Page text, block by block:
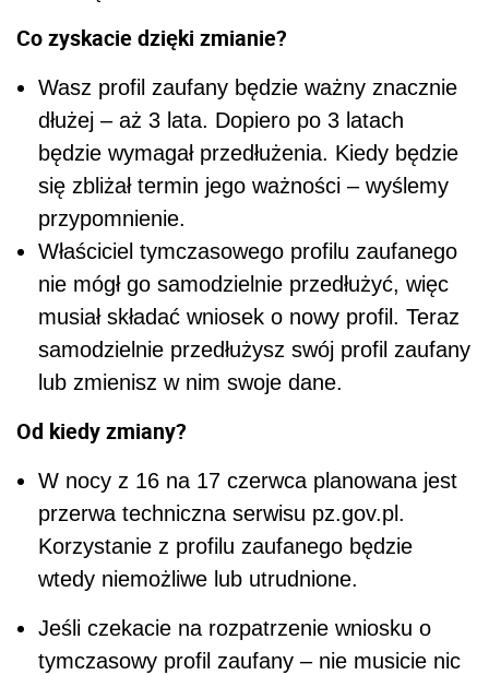
Co zyskacie dzięki zmianie?
Wasz profil zaufany będzie ważny znacznie
dłużej – aż 3 lata. Dopiero po 3 latach
będzie wymagał przedłużenia. Kiedy będzie
się zbliżał termin jego ważności – wyślemy
przypomnienie.
Właściciel tymczasowego profilu zaufanego
nie mógł go samodzielnie przedłużyć, więc
musiał składać wniosek o nowy profil. Teraz
samodzielnie przedłużysz swój profil zaufany
lub zmienisz w nim swoje dane.
Od kiedy zmiany?
W nocy z 16 na 17 czerwca planowana jest
przerwa techniczna serwisu pz.gov.pl .
Korzystanie z profilu zaufanego będzie
wtedy niemożliwe lub utrudnione.
Jeśli czekacie na rozpatrzenie wniosku o
tymczasowy profil zaufany – nie musicie nic